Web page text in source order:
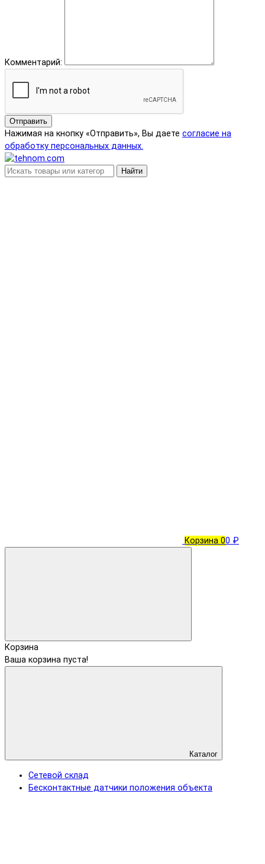
Комментарий:
Отправить
Нажимая на кнопку «Отправить», Вы даете согласие на
обработку персональных данных.
Найти
Корзина 00 ₽
Корзина
Ваша корзина пуста!
Каталог
Сетевой склад
Бесконтактные датчики положения объекта